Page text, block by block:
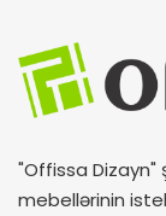
"Offissa Dizayn"
mebellərinin